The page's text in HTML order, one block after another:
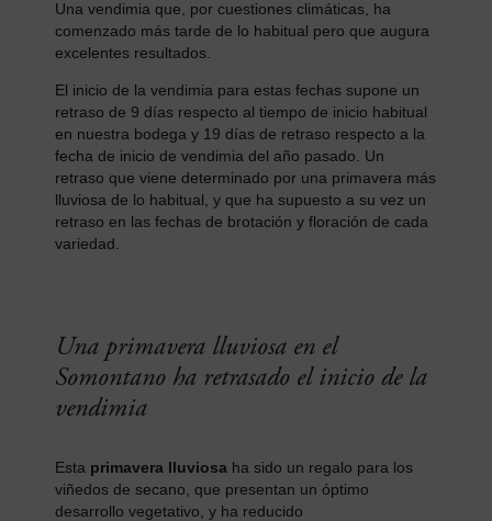
Una vendimia que, por cuestiones climáticas, ha
comenzado más tarde de lo habitual pero que augura
excelentes resultados.
El inicio de la vendimia para estas fechas supone un
retraso de 9 días respecto al tiempo de inicio habitual
en nuestra bodega y 19 días de retraso respecto a la
fecha de inicio de vendimia del año pasado. Un
retraso que viene determinado por una primavera más
lluviosa de lo habitual, y que ha supuesto a su vez un
retraso en las fechas de brotación y floración de cada
variedad.
Una primavera lluviosa en el
Somontano ha retrasado el inicio de la
vendimia
Esta primavera lluviosa ha sido un regalo para los
viñedos de secano, que presentan un óptimo
desarrollo vegetativo, y ha reducido